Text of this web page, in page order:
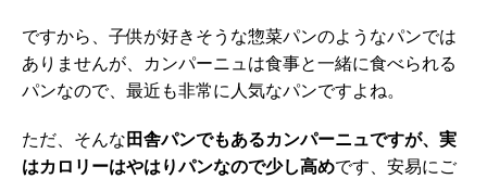
ですから、子供が好きそうな惣菜パンのようなパンでは
ありませんが、カンパーニュは食事と一緒に食べられる
パンなので、最近も非常に人気なパンですよね。
ただ、そんな 田舎パンでもあるカンパーニュですが、実
はカロリーはやはりパンなので少し高めです、安易にご